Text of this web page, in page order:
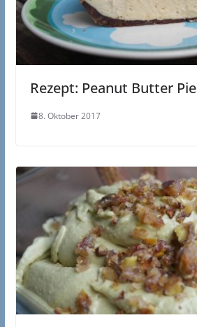
Rezept: Peanut Butter Pie
8. Oktober 2017